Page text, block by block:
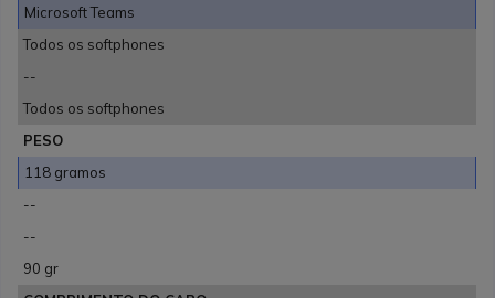
Microsoft Teams
Todos os softphones
--
Todos os softphones
PESO
118 gramos
--
--
90 gr